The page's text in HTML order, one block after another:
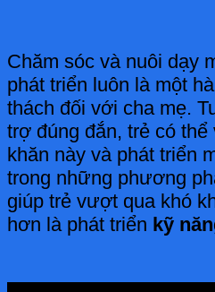
Chăm sóc và nuôi dạy
phát triển luôn là một
thách đối với cha mẹ.
trợ đúng đắn, trẻ có
khăn này và phát triển
trong những phương
giúp trẻ vượt qua khó
hơn là phát triển kỹ